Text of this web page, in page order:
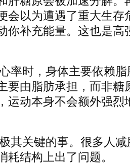
会以为遭遇了重大生存
你补充能量。这也是高
率时，身体主要依赖
要由脂肪承担，而非糖
运动本身不会额外强烈
其关键的事。很多人
耗结构上出了问题。